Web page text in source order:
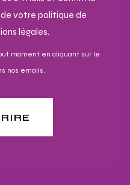
votre politique de
légales.
moment en cliquant sur le
nos emails.